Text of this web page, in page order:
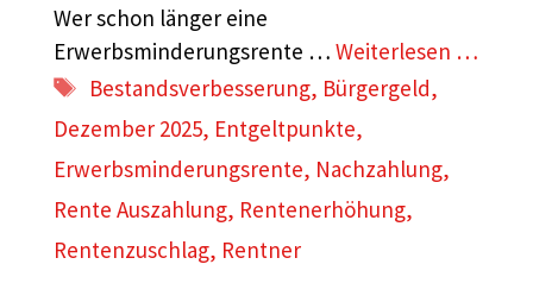
Wer schon länger eine
Erwerbsminderungsrente … Weiterlesen …
Schlagwörter
Bestandsverbesserung, Bürgergeld,
Dezember 2025, Entgeltpunkte,
Erwerbsminderungsrente, Nachzahlung,
Rente Auszahlung, Rentenerhöhung,
Rentenzuschlag, Rentner